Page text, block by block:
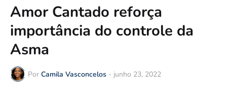
Amor Cantado reforça
importância do controle da
Asma
Por Camila Vasconcelos - junho 23, 2022